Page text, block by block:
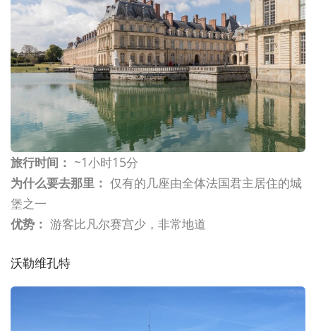
旅行时间： ~1小时15分
为什么要去那里： 仅有的几座由全体法国君主居住的城
堡之一
优势： 游客比凡尔赛宫少，非常地道
沃勒维孔特